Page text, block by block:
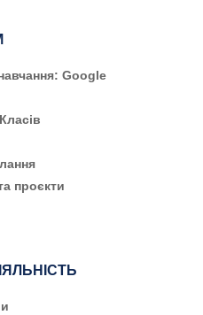
Google
проєкти